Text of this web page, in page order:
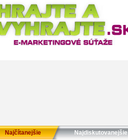
Najčítanejšie
Najdiskutovanejšie